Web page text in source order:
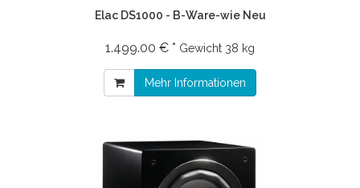
Elac DS1000 - B-Ware-wie Neu
1.499.00 € * Gewicht 38 kg
Mehr Informationen